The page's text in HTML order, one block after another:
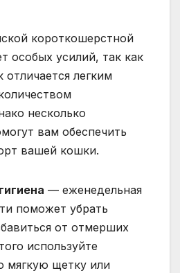
короткошерстной
особых усилий, так как
легким
несколько
вам обеспечить
вашей кошки.
— еженедельная
поможет убрать
от отмерших
используйте
мягкую щетку или